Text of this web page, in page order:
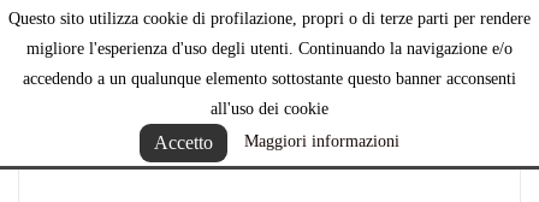
Questo sito utilizza cookie di profilazione, propri o di terze parti per rendere
migliore l'esperienza d'uso degli utenti. Continuando la navigazione e/o
accedendo a un qualunque elemento sottostante questo banner acconsenti
all'uso dei cookie
Accetto Maggiori informazioni
